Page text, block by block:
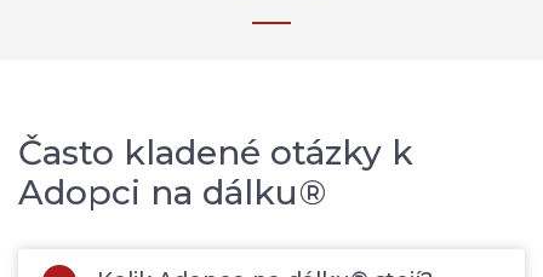
Často kladené otázky k
Adopci na dálku®